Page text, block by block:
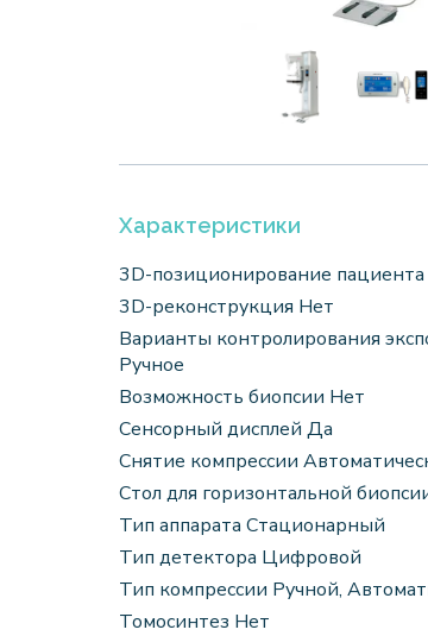
Характеристики
3D-позиционирование
3D-реконструкция Нет
Варианты контролирования
Ручное
Возможность биопсии Нет
Сенсорный дисплей Да
Снятие компрессии
Стол для горизонтальной
Тип аппарата Стационарный
Тип детектора Цифровой
Тип компрессии Ручной,
Томосинтез Нет